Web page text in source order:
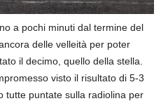
a pochi minuti dal termine del
delle velleità per poter
il decimo, quello della stella.
visto il risultato di 5-3
tutte puntate sulla radiolina per